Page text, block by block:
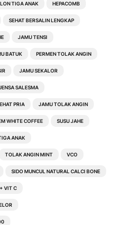
TIGA ANAK HEPACOMB
SEHAT BERSALIN LENGKAP
JAMU TENSI
BATUK PERMEN TOLAK ANGIN
JAMU SEKALOR
SALESMA
PRIA JAMU TOLAK ANGIN
WHITE COFFEE SUSU JAHE
ANAK
TOLAK ANGIN MINT VCO
SIDO MUNCUL NATURAL CALCI BONE
VIT C